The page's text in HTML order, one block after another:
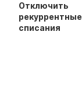
Отключить
рекуррентные
списания